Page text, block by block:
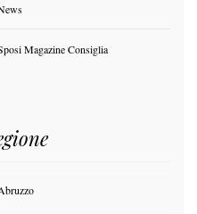
Magazine Consiglia